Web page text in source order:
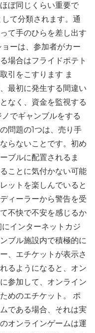
ぼ同じくらい重要で
て分類されます。通
て手のひらを差し出す
ーは、参加者がカー
場合はフライドポテト
引をこすります ま
最初に発生する間違い
なく、資金を監視する
でギャンブルをする
問題の1つは、売り手
らないことです。初め
ブルに配置されるま
ことに気付かない可能
ットを楽しんでいると
ィーラーから警告を受
不快で不安を感じるか
インターネットカジ
ブル施設内で積極的に
、エチケットが表示さ
るようになると、オン
参加して、オンライン
めのエチケット。 ポ
である場合、それは実
オンラインゲームは運